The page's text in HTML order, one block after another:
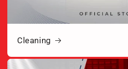
Cleaning